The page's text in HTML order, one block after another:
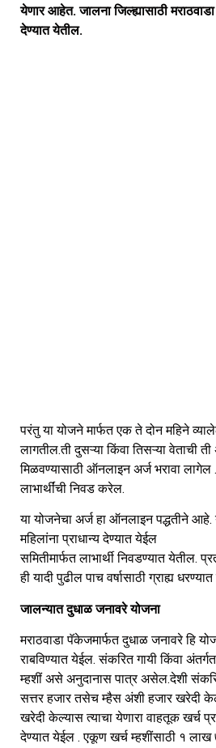
येणार आहेत.जालना जिल्ह्यासाठी
देण्यात येतील.
परंतु या योजने मार्फत एक ते दोन महिने
लागतील.ती दुसऱ्या किंवा तिसऱ्या वेताची
मिळवण्यासाठी ऑनलाइन अर्ज भरावा लागेल
लाभार्थींची निवड करेल.
या योजनेचा अर्ज हा ऑनलाइन पद्धतीने
महिलांना प्राधान्य देण्यात येईल
समितीमार्फत लाभार्थी निवडण्यात येतील.
ही यादी पुढील पाच वर्षासाठी ग्राह्य
जालन्यात दुधाळ जनावरे योजना
मराठवाडा पॅकेजमार्फत दुधाळ जनावरे हि
राबविण्यात येईल. संकरित गायी किंवा
म्हशीं असे अनुदानास पात्र असेल.देशी
सत्तर हजार तसेच म्हैस अंशी हजार खरेदी
खरेदी केल्यास त्याचा येणारा वाहतूक खर्च
देण्यात येईल . एकूण खर्च म्हशींसाठी १ लाख